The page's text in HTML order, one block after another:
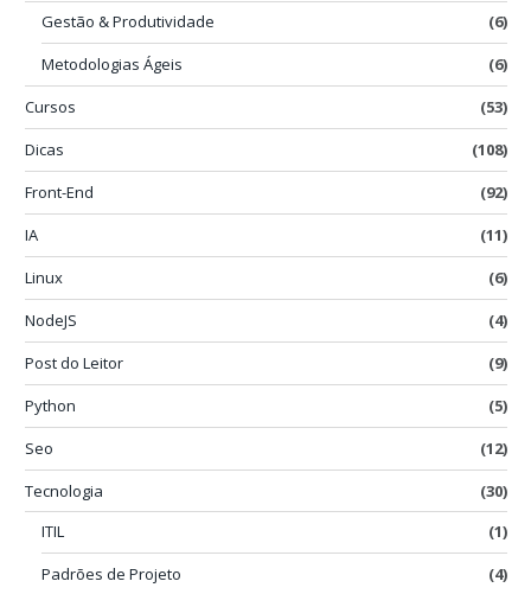
Gestão & Produtividade
(6)
Metodologias Ágeis
(6)
Cursos
(53)
Dicas
(108)
Front-End
(92)
IA
(11)
Linux
(6)
NodeJS
(4)
Post do Leitor
(9)
Python
(5)
Seo
(12)
Tecnologia
(30)
ITIL
(1)
Padrões de Projeto
(4)